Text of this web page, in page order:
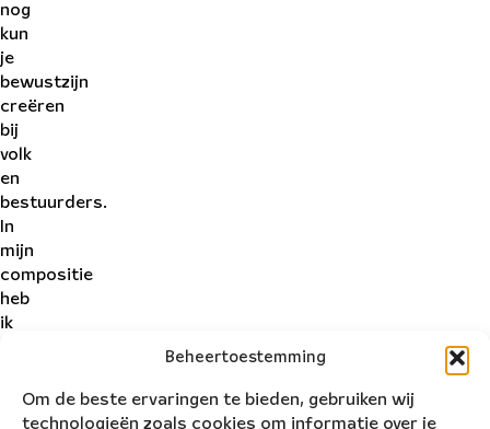
Beheertoestemming
Om de beste ervaringen te bieden, gebruiken wij
technologieën zoals cookies om informatie over je
nog
kun
je
bewustzijn
creëren
bij
volk
en
bestuurders.
In
mijn
compositie
heb
ik
door
een